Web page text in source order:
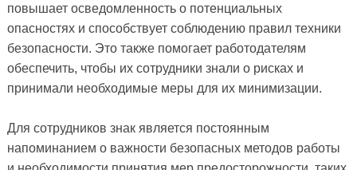
повышает осведомленность о потенциальных
опасностях и способствует соблюдению правил техники
безопасности. Это также помогает работодателям
обеспечить, чтобы их сотрудники знали о рисках и
принимали необходимые меры для их минимизации.
Для сотрудников знак является постоянным
напоминанием о важности безопасных методов работы